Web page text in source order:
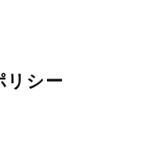
リシー